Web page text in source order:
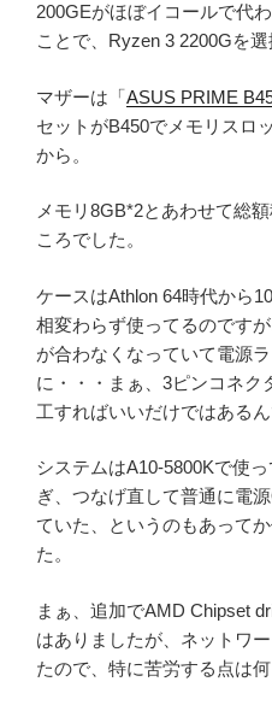
200GEがほぼイコールで代
ことで、Ryzen 3 2200Gを選
マザーは「ASUS PRIME
セットがB450でメモリスロ
から。
メモリ8GB*2とあわせて総
ころでした。
ケースはAthlon 64時代から
相変わらず使ってるのです
が合わなくなっていて電源
に・・・まぁ、3ピンコネク
工すればいいだけではあるん
システムはA10-5800Kで使
ぎ、つなげ直して普通に電
ていた、というのもあって
た。
まぁ、追加でAMD Chipset
はありましたが、ネットワ
たので、特に苦労する点は